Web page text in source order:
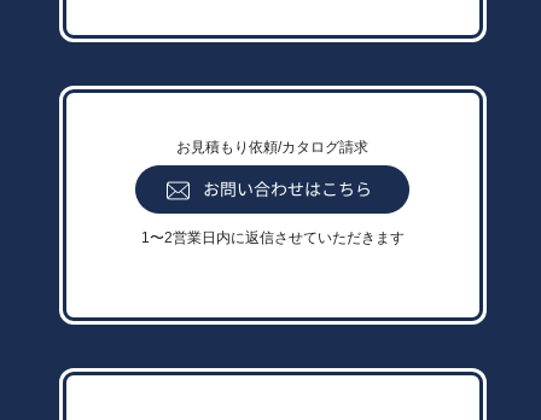
お見積もり依頼/カタログ請求
1〜2営業日内に返信させていただきます